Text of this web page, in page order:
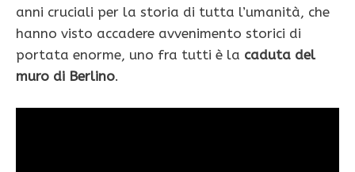
anni cruciali per la storia di tutta l’umanità, che
hanno visto accadere avvenimento storici di
portata enorme, uno fra tutti è la caduta del
muro di Berlino.